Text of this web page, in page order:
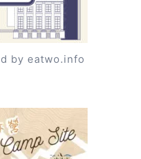
by eatwo.info